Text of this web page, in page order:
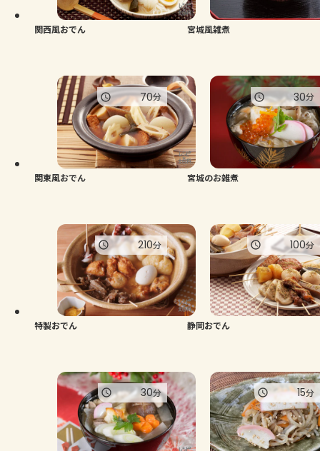
関西風おでん 宮城風雑煮
関東風おでん
70分
宮城のお雑煮
30分
特製おでん
210分
静岡おでん
100分
30分 15分